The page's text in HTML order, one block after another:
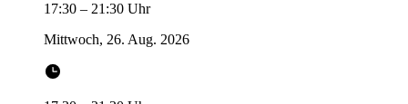
17:30 – 21:30 Uhr
Mittwoch, 26. Aug. 2026